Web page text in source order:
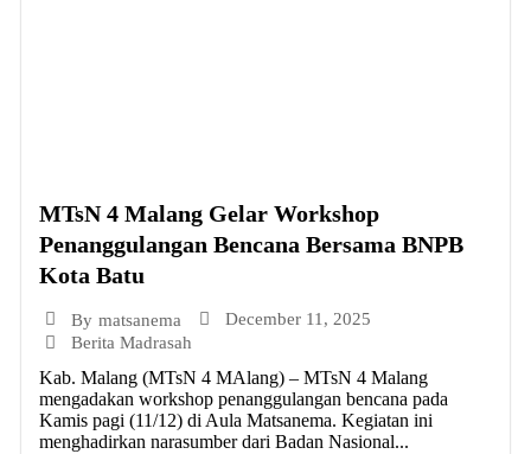
MTsN 4 Malang Gelar Workshop
Penanggulangan Bencana Bersama BNPB
Kota Batu
By matsanema
December 11, 2025
Berita Madrasah
Kab. Malang (MTsN 4 MAlang) – MTsN 4 Malang
mengadakan workshop penanggulangan bencana pada
Kamis pagi (11/12) di Aula Matsanema. Kegiatan ini
menghadirkan narasumber dari Badan Nasional...